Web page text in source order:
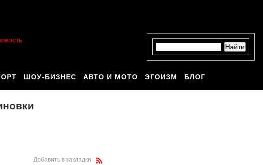
ШОУ-БИЗНЕС АВТО И МОТО ЭГОИЗМ БЛОГ
Добавить в закладки